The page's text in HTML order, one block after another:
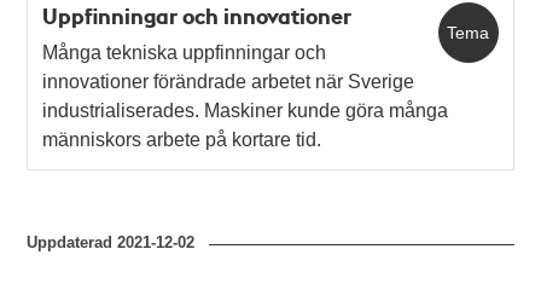
Tema
Uppfinningar och innovationer
Många tekniska uppfinningar och
innovationer förändrade arbetet när Sverige
industrialiserades. Maskiner kunde göra många
människors arbete på kortare tid.
Uppdaterad2021-12-02